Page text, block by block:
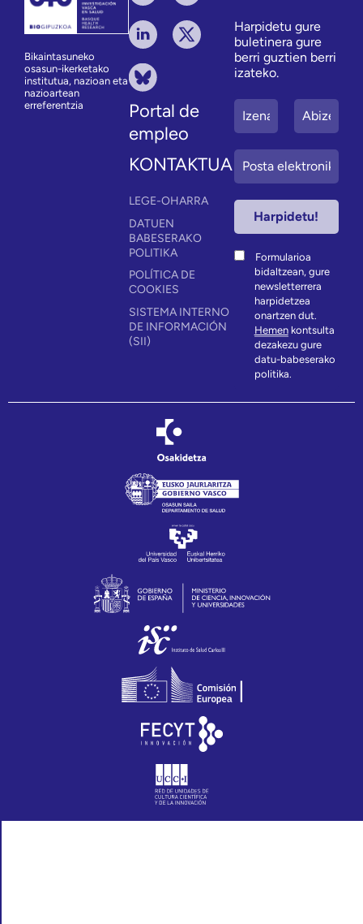
Bikaintasuneko
osasun-ikerketako
institutua, nazioan eta
nazioartean
erreferentzia
Portal de
empleo
KONTAKTUA
LEGE-OHARRA
DATUEN
BABESERAKO
POLITIKA
POLÍTICA DE
COOKIES
SISTEMA INTERNO
DE INFORMACIÓN
(SII)
Harpidetu gure
buletinera gure
berri guztien berri
izateko.
Formularioa
bidaltzean, gure
newsletterrera
harpidetzea
onartzen dut.
Hemenkontsulta
dezakezu gure
datu-babeserako
politika.